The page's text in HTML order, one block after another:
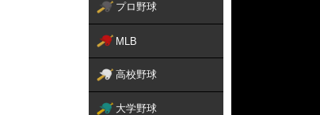
プロ野球
MLB
高校野球
大学野球